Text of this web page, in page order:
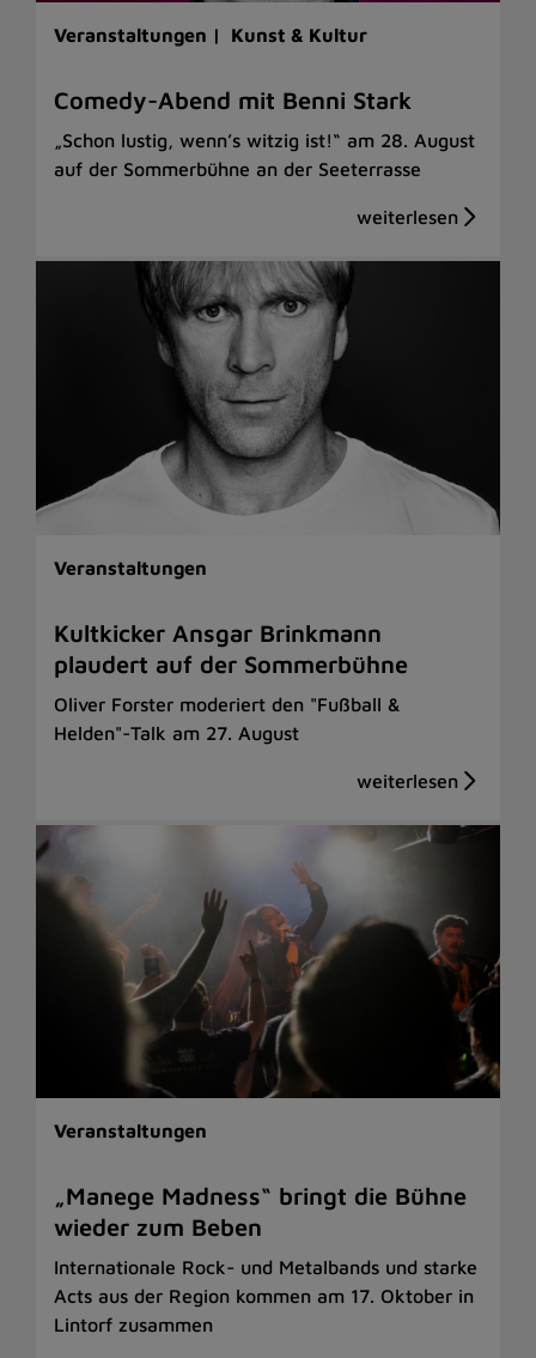
Veranstaltungen | Kunst & Kultur
Comedy-Abend mit Benni Stark
„Schon lustig, wenn’s witzig ist!“ am 28. August
auf der Sommerbühne an der Seeterrasse
Veranstaltungen
Kultkicker Ansgar Brinkmann
plaudert auf der Sommerbühne
Oliver Forster moderiert den "Fußball &
Helden"-Talk am 27. August
Veranstaltungen
„Manege Madness“ bringt die Bühne
wieder zum Beben
Internationale Rock- und Metalbands und starke
Acts aus der Region kommen am 17. Oktober in
Lintorf zusammen